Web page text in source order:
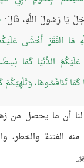
يَا رَسُولَ اللَّهِ، قَالَ:
مَا الفَقْرَ أَخْشَى
الدُّنْيَا كَمَا
تَنَافَسُوهَا، وَتُلْهِيَكُمْ
أن ما يحصل من
الفتنة والخطر،
.